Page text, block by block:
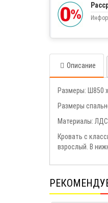
Описание
Размеры: Ш850
Размеры
Материалы:
Кровать с
взрослый. В